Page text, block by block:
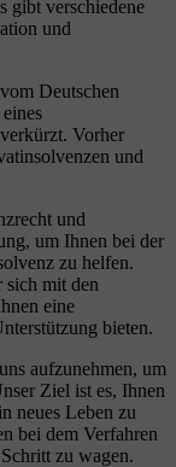
gibt verschiedene
und
Deutschen
Vorher
und
und
um Ihnen bei der
zu helfen.
sich mit den
eine
bieten.
aufzunehmen, um
Ziel ist es, Ihnen
neues Leben zu
bei dem Verfahren
zu wagen.